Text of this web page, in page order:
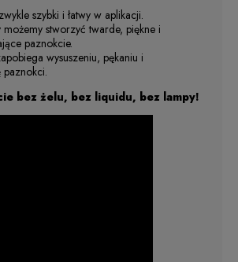
szybki i łatwy w aplikacji.
stworzyć twarde, piękne i
paznokcie.
wysuszeniu, pękaniu i
paznokci.
bez żelu, bez liquidu, bez lampy!